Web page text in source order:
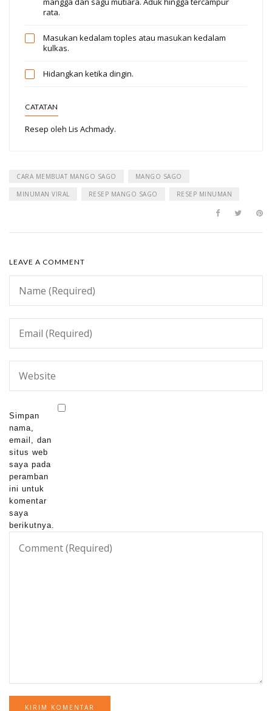
rata.
Masukan kedalam toples atau masukan kedalam
kulkas.
Hidangkan ketika dingin.
CATATAN
Resep oleh Lis Achmady.
CARA MEMBUAT MANGO SAGO MANGO SAGO
MINUMAN VIRAL RESEP MANGO SAGO RESEP MINUMAN
LEAVE A COMMENT
Simpan
nama,
email, dan
situs web
saya pada
peramban
ini untuk
komentar
saya
berikutnya.